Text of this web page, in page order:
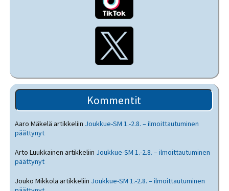
Kommentit
Aaro Mäkelä artikkeliin Joukkue-SM 1.-2.8. – ilmoittautuminen
päättynyt
Arto Luukkainen artikkeliin Joukkue-SM 1.-2.8. – ilmoittautuminen
päättynyt
Jouko Mikkola artikkeliin Joukkue-SM 1.-2.8. – ilmoittautuminen